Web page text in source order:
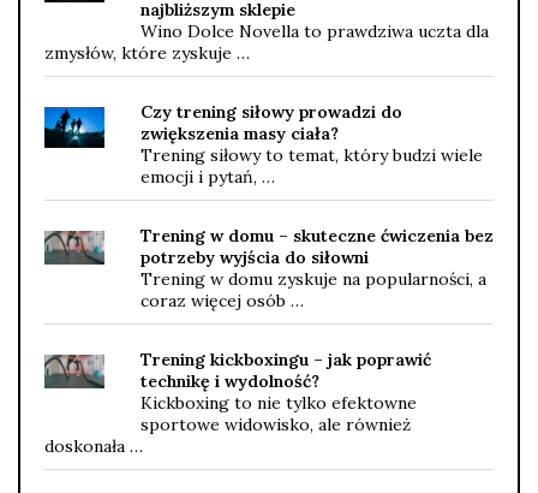
najbliższym sklepie
Wino Dolce Novella to prawdziwa uczta dla
zmysłów, które zyskuje …
Czy trening siłowy prowadzi do
zwiększenia masy ciała?
Trening siłowy to temat, który budzi wiele
emocji i pytań, …
Trening w domu – skuteczne ćwiczenia bez
potrzeby wyjścia do siłowni
Trening w domu zyskuje na popularności, a
coraz więcej osób …
Trening kickboxingu – jak poprawić
technikę i wydolność?
Kickboxing to nie tylko efektowne
sportowe widowisko, ale również
doskonała …